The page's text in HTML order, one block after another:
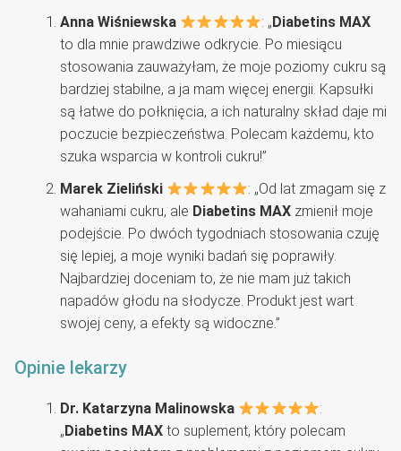
Anna Wiśniewska
: „Diabetins MAX
to dla mnie prawdziwe odkrycie. Po miesiącu
stosowania zauważyłam, że moje poziomy cukru są
bardziej stabilne, a ja mam więcej energii. Kapsułki
są łatwe do połknięcia, a ich naturalny skład daje mi
poczucie bezpieczeństwa. Polecam każdemu, kto
szuka wsparcia w kontroli cukru!”
Marek Zieliński
: „Od lat zmagam się z
wahaniami cukru, ale Diabetins MAX zmienił moje
podejście. Po dwóch tygodniach stosowania czuję
się lepiej, a moje wyniki badań się poprawiły.
Najbardziej doceniam to, że nie mam już takich
napadów głodu na słodycze. Produkt jest wart
swojej ceny, a efekty są widoczne.”
Opinie lekarzy
Dr. Katarzyna Malinowska
:
„ Diabetins MAX to suplement, który polecam